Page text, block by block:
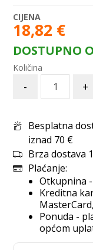
18,82 €
DOSTUPNO
- +
Besplatna
iznad 70 €
Brza dostava
Plaćanje:
Otkupnina
Kreditna
Ponuda -
općom